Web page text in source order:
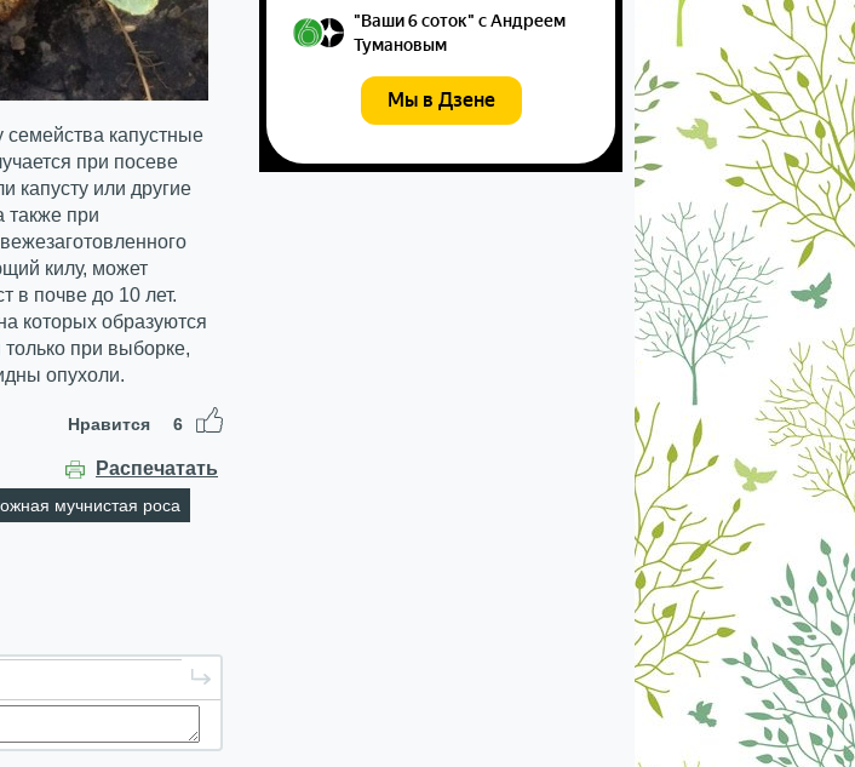
семейства капустные
при посеве
капусту или другие
также при
килу, может
в почве до 10 лет.
которых образуются
при выборке,
опухоли.
Нравится 6
Распечатать
мучнистая роса